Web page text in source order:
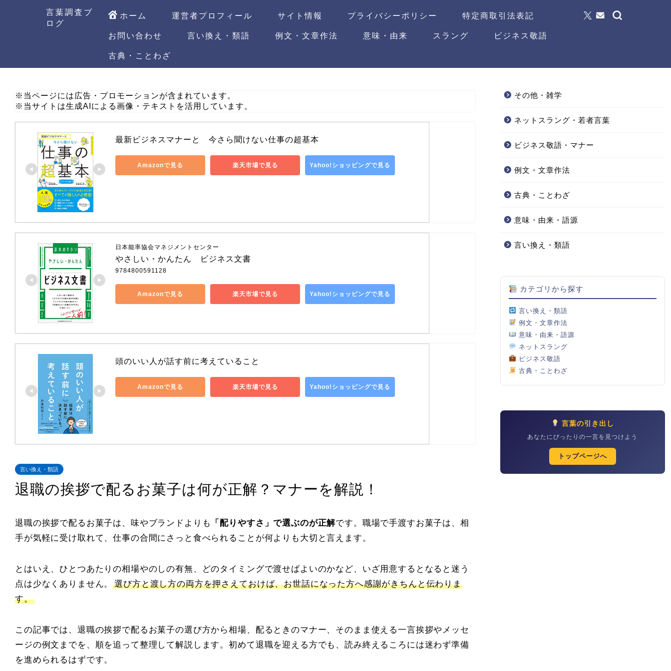
言葉調査ブ
ログ
ホーム 運営者プロフィール サイト情報 プライバシーポリシー
特定商取引法表記
お問い合わせ
言い換え・類語 例文・文章作法 意味・由来 スラング
ビジネス敬語
古典・ことわざ
※当ページには広告・プロモーションが含まれています。
※当サイトは生成AIによる画像・テキストを活用しています。
最新ビジネスマナーと　今さら聞けない仕事の超基本
Amazonで見る 楽天市場で見る Yahoo!ショッピングで見る
日本能率協会マネジメントセンター
やさしい・かんたん　ビジネス文書
9784800591128
Amazonで見る 楽天市場で見る Yahoo!ショッピングで見る
頭のいい人が話す前に考えていること
Amazonで見る 楽天市場で見る Yahoo!ショッピングで見る
言い換え・類語
退職の挨拶で配るお菓子は何が正解？マナーを解説！
退職の挨拶で配るお菓子は、味やブランドよりも 「配りやすさ」で選ぶのが正解です。職場で手渡すお菓子は、相
手が気軽に受け取れて、仕事の合間にさっと食べられることが何よりも大切と言えます。
とはいえ、ひとつあたりの相場やのしの有無、どのタイミングで渡せばよいのかなど、いざ用意するとなると迷う
点は少なくありません。選び方と渡し方の両方を押さえておけば、お世話になった方へ感謝がきちんと伝わりま
す。
この記事では、退職の挨拶で配るお菓子の選び方から相場、配るときのマナー、そのまま使える一言挨拶やメッセ
ージの例文までを、順を追って整理して解説します。初めて退職を迎える方でも、読み終えるころには迷わず準備
を進められるはずです。
その他・雑学
ネットスラング・若者言葉
ビジネス敬語・マナー
例文・文章作法
古典・ことわざ
意味・由来・語源
言い換え・類語
カテゴリから探す
言い換え・類語
例文・文章作法
意味・由来・語源
ネットスラング
ビジネス敬語
古典・ことわざ
言葉の引き出し
あなたにぴったりの一言を見つけよう
トップページへ